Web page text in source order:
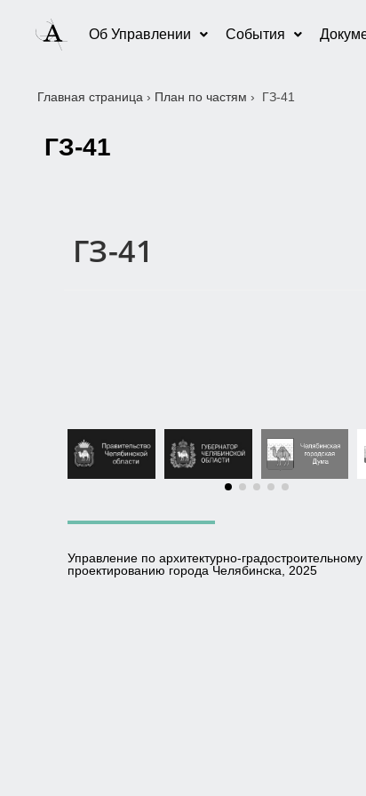
Об Управлении События
Главная страница › План по частям › ГЗ-41
ГЗ-41
ГЗ-41
Управление по архитектурно-градостроительному
проектированию города Челябинска, 2025